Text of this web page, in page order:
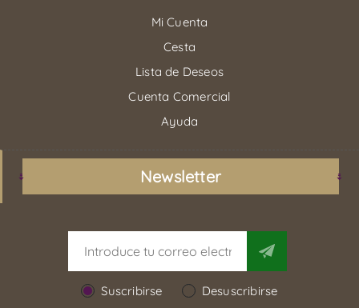
Mi Cuenta
Cesta
Lista de Deseos
Cuenta Comercial
Ayuda
Newsletter
Suscribirse Desuscribirse